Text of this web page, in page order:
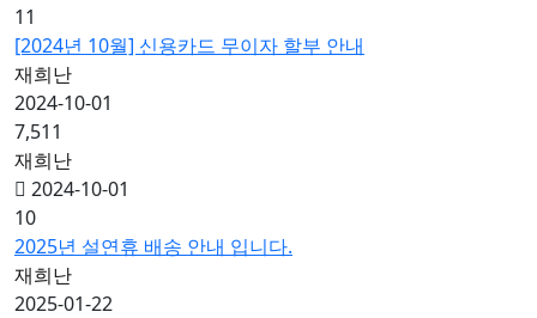
11
[2024년 10월] 신용카드 무이자 할부 안내
재희난
2024-10-01
7,511
재희난
2024-10-01
10
2025년 설연휴 배송 안내 입니다.
재희난
2025-01-22